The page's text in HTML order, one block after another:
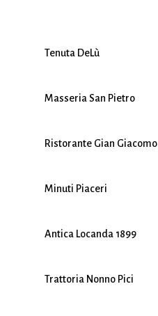
Tenuta DeLù
Masseria San Pietro
Ristorante Gian Giacomo
Minuti Piaceri
Antica Locanda 1899
Trattoria Nonno Pici